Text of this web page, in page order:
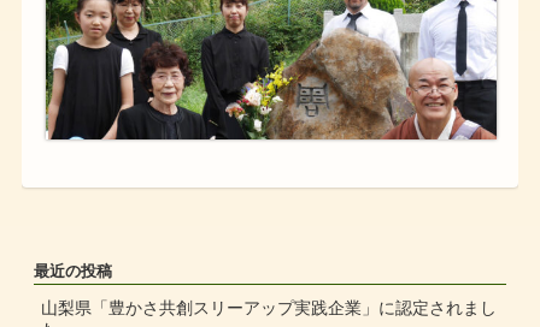
最近の投稿
山梨県「豊かさ共創スリーアップ実践企業」に認定されまし